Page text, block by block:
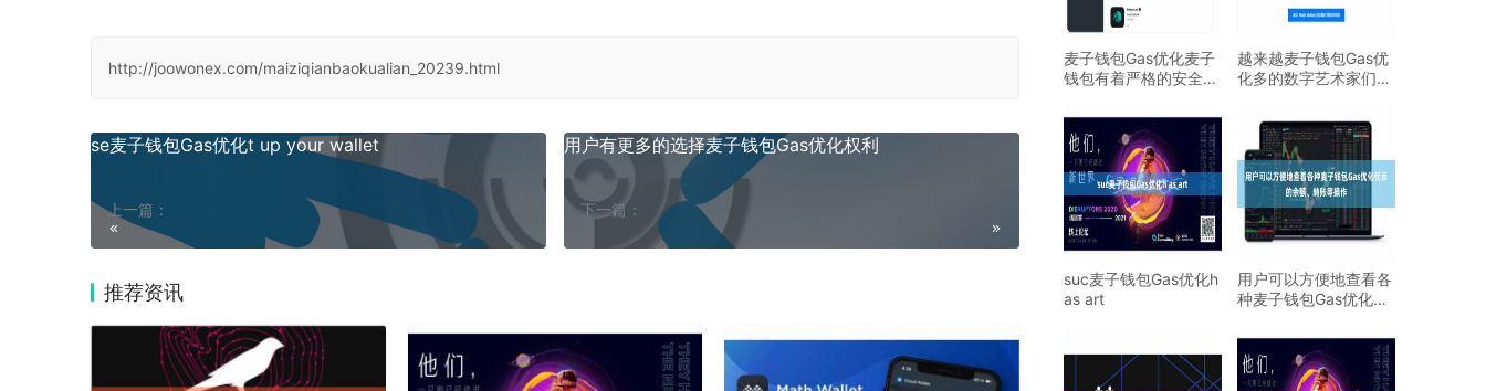
http://joowonex.com/maiziqianbaokualian_20239.html
上一篇：
se麦子钱包Gas优化t up your wallet
下一篇：
用户有更多的选择麦子钱包Gas优化权利
推荐资讯
麦子钱包Gas优化麦子
钱包有着严格的安全验
越来越麦子钱包Gas优
化多的数字艺术家们开
suc麦子钱包Gas优化h
as art
用户可以方便地查看各
种麦子钱包Gas优化代